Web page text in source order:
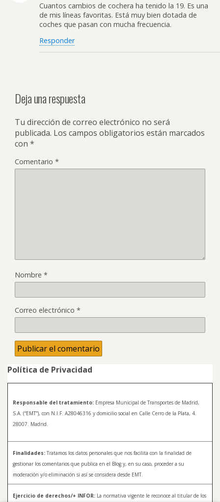
Cuantos cambios de cochera ha tenido la 19. Es una
de mis líneas favoritas. Está muy bien dotada de
coches que pasan con mucha frecuencia.
Responder
Deja una respuesta
Tu dirección de correo electrónico no será
publicada. Los campos obligatorios están marcados
con *
Comentario *
Nombre *
Correo electrónico *
Política de Privacidad
Responsable del tratamiento: Empresa Municipal de Transportes de Madrid,
S.A. (“EMT”), con N.I.F. A28046316 y domicilio social en Calle Cerro de la Plata, 4.
28007. Madrid.
Finalidades: Tratamos los datos personales que nos facilita con la finalidad de
gestionar los comentarios que publica en el Blog y, en su caso, proceder a su
moderación y/o eliminación si así se considera desde EMT.
Ejercicio de derechos/+ INFOR: La normativa vigente le reconoce al titular de los